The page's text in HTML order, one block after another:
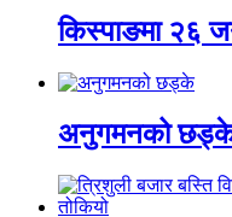
किस्पाङमा २६
अनुगमनको